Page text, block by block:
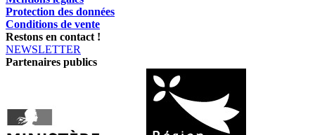
Protection des données
Conditions de vente
Restons en contact !
NEWSLETTER
Partenaires publics